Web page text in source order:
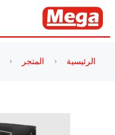
الرئيسية المتجر